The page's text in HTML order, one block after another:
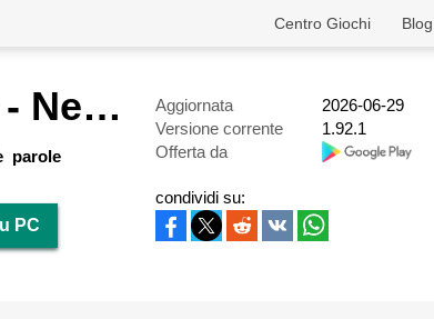
Blog
Centro Giochi
Scrabble® GO - New Word Game
parole
Aggiornata
2026-06-29
Versione corrente
1.92.1
Offerta da
PC
condividi su: